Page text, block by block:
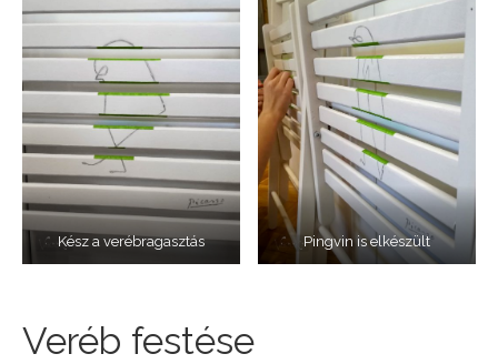
Kész a verébragasztás Pingvin is elkészült
Veréb festése